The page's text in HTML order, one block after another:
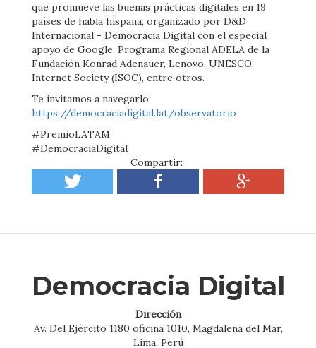
que promueve las buenas prácticas digitales en 19
países de habla hispana, organizado por D&D
Internacional - Democracia Digital con el especial
apoyo de Google, Programa Regional ADELA de la
Fundación Konrad Adenauer, Lenovo, UNESCO,
Internet Society (ISOC), entre otros.
Te invitamos a navegarlo:
https://democraciadigital.lat/observatorio
#PremioLATAM
#DemocraciaDigital
Compartir:
Democracia Digital
Dirección
Av. Del Ejército 1180 oficina 1010, Magdalena del Mar,
Lima, Perú